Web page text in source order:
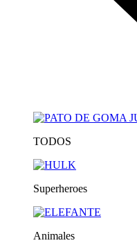
TODOS
Superheroes
Animales